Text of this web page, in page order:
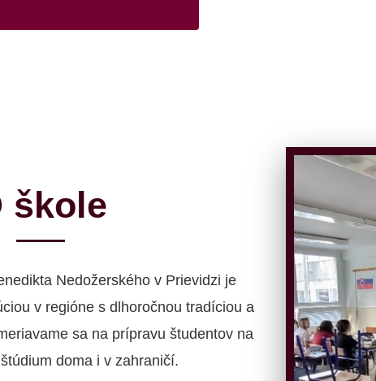
škole
Nedožerského v Prievidzi je
v regióne s dlhoročnou tradíciou a
sa na prípravu študentov na
doma i v zahraničí.